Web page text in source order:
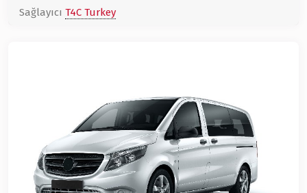
Sağlayıcı T4C Turkey